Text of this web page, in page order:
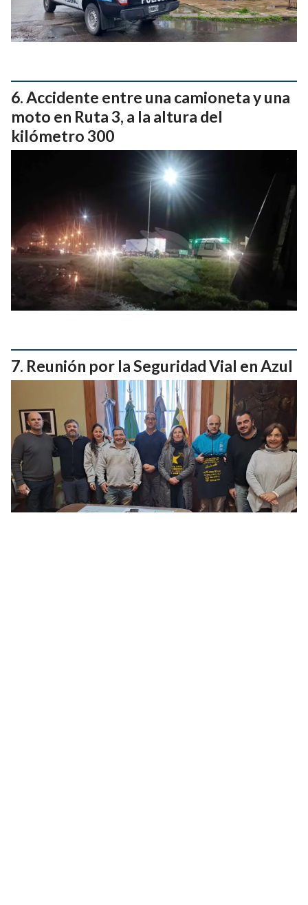
Accidente entre una camioneta y una
moto en Ruta 3, a la altura del
kilómetro 300
Reunión por la Seguridad Vial en Azul